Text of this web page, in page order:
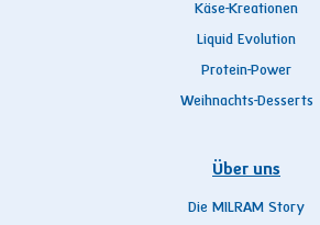
Käse-Kreationen
Liquid Evolution
Protein-Power
Weihnachts-Desserts
Über uns
Die MILRAM Story